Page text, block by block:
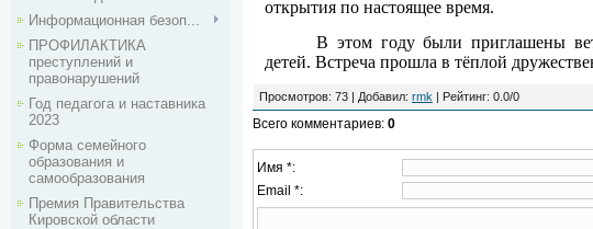
Информационная безоп...
ПРОФИЛАКТИКА
преступлений и
правонарушений
Год педагога и наставника
2023
Форма семейного
образования и
самообразования
Премия Правительства
Кировской области
открытия по настоящее время.
В этом году были приглашены
детей. Встреча прошла в тёплой
Просмотров: 73 | Добавил: rmk | Рейтинг: 0.0/0
Всего комментариев: 0
Имя *:
Email *: